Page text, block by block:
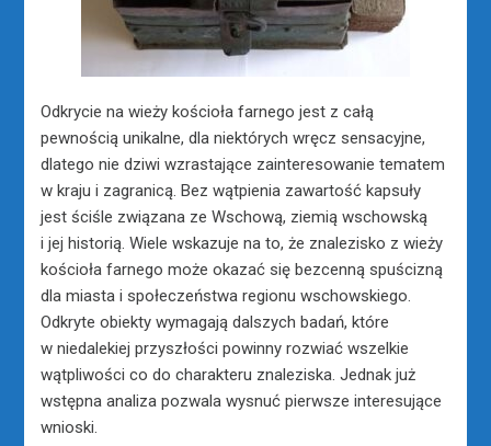
Odkrycie na wieży kościoła farnego jest z całą
pewnością unikalne, dla niektórych wręcz sensacyjne,
dlatego nie dziwi wzrastające zainteresowanie tematem
w kraju i zagranicą. Bez wątpienia zawartość kapsuły
jest ściśle związana ze Wschową, ziemią wschowską
i jej historią. Wiele wskazuje na to, że znalezisko z wieży
kościoła farnego może okazać się bezcenną spuścizną
dla miasta i społeczeństwa regionu wschowskiego.
Odkryte obiekty wymagają dalszych badań, które
w niedalekiej przyszłości powinny rozwiać wszelkie
wątpliwości co do charakteru znaleziska. Jednak już
wstępna analiza pozwala wysnuć pierwsze interesujące
wnioski.